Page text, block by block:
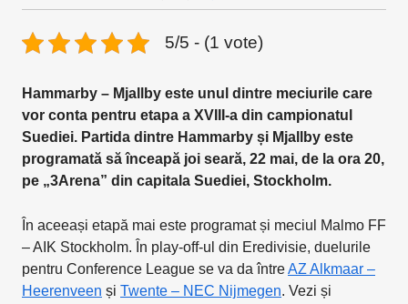
5/5 - (1 vote)
Hammarby – Mjallby este unul dintre meciurile care
vor conta pentru etapa a XVIII-a din campionatul
Suediei. Partida dintre Hammarby și Mjallby este
programată să înceapă joi seară, 22 mai, de la ora 20,
pe „3Arena” din capitala Suediei, Stockholm.
În aceeași etapă mai este programat și meciul Malmo FF
– AIK Stockholm. În play-off-ul din Eredivisie, duelurile
pentru Conference League se va da întreAZ Alkmaar –
Heerenveen și Twente – NEC Nijmegen. Vezi și